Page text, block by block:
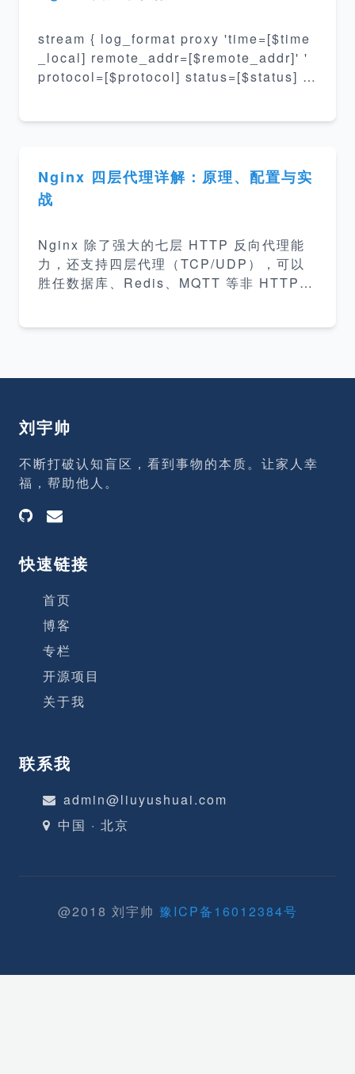
stream { log_format proxy 'time=[$time
_local] remote_addr=[$remote_addr]' '
protocol=[$protocol] status=[$status] b
Nginx 四层代理详解：原理、配置与实
战
Nginx 除了强大的七层 HTTP 反向代理能
力，还支持四层代理（TCP/UDP），可以
胜任数据库、Redis、MQTT 等非 HTTP
inx 如何支持四层代理 三、常见使用场景
完整案例：Redis 四层代理 七、常见问题排
查 总结 一、什么是四层代理 四层代理工作
在 OSI 网络模型的传输层，主要转发 TCP
或 UDP 流量，不会解析应用层协议数据。
相比七层代理（如 HTT
刘宇帅
不断打破认知盲区，看到事物的本质。让家人幸
福，帮助他人。
快速链接
首页
博客
专栏
开源项目
关于我
联系我
admin@liuyushuai.com
中国 · 北京
@2018 刘宇帅 豫ICP备16012384号